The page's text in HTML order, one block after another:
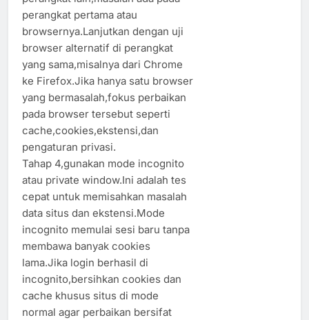
perangkat pertama atau
browsernya.Lanjutkan dengan uji
browser alternatif di perangkat
yang sama,misalnya dari Chrome
ke Firefox.Jika hanya satu browser
yang bermasalah,fokus perbaikan
pada browser tersebut seperti
cache,cookies,ekstensi,dan
pengaturan privasi.
Tahap 4,gunakan mode incognito
atau private window.Ini adalah tes
cepat untuk memisahkan masalah
data situs dan ekstensi.Mode
incognito memulai sesi baru tanpa
membawa banyak cookies
lama.Jika login berhasil di
incognito,bersihkan cookies dan
cache khusus situs di mode
normal agar perbaikan bersifat